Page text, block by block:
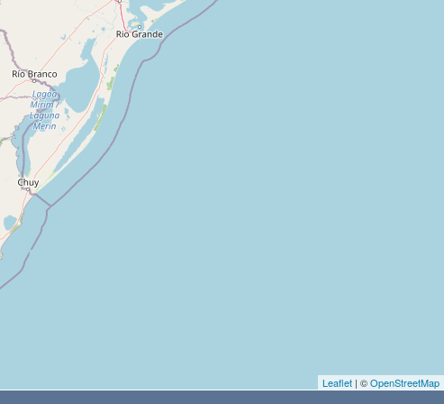
Leaflet | ©OpenStreetMap